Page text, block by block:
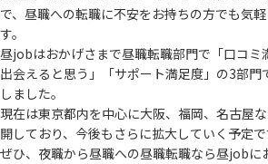
で、 昼職への転職に不安をお持ちの方でも気
す。
昼jobはおかげさまで昼職転職部門で「口コミ
出会えると思う」
「サポート満足度」の3部
しました。
現在は東京都内を中心に大阪、福岡、名古屋
開しており、 今後もさらに拡大していく予定で
ぜひ、夜職から昼職への昼職転職なら昼jobに